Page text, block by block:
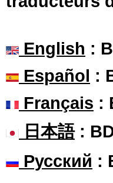
English :
Español :
Français :
日本語:
Русский :